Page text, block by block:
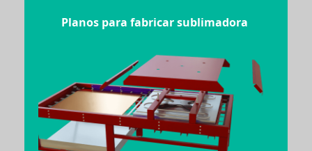
Planos para fabricar sublimadora